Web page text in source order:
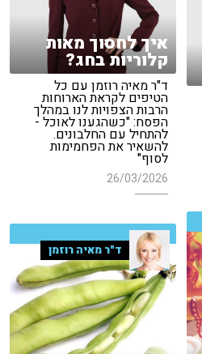
איך לחסוך מאות
קלוריות בחג?
ד"ר מאיה רוזמן עם כל
הטיפים לקראת הארוחות
הרבות הצפויות לנו במהלך
הפסח: "כשהגענו לאוכל -
להתחיל עם החלבונים.
להשאיר את הפחמימות
לסוף"
26/03/2026
ד"ר מאיה רוזמן